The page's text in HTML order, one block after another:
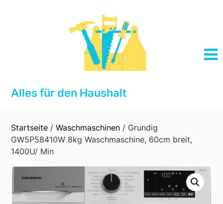
Alles für den Haushalt
Startseite /Waschmaschinen / Grundig
GW5P58410W 8kg Waschmaschine, 60cm breit,
1400U/ Min